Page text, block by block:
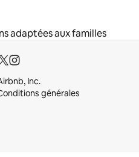
adaptées aux familles
Inc.
générales